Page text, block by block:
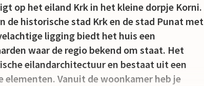
op het eiland Krk in het kleine dorpje Korni.
historische stad Krk en de stad Punat met
ligging biedt het huis een
waar de regio bekend om staat. Het
eilandarchitectuur en bestaat uit een
Vanuit de woonkamer heb je